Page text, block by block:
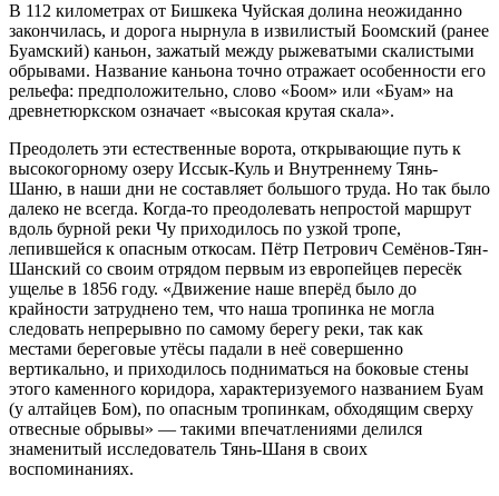
В 112 километрах от Бишкека Чуйская долина неожиданно
закончилась, и дорога нырнула в извилистый Боомский (ранее
Буамский) каньон, зажатый между рыжеватыми скалистыми
обрывами. Название каньона точно отражает особенности его
рельефа: предположительно, слово «Боом» или «Буам» на
древнетюркском означает «высокая крутая скала».
Преодолеть эти естественные ворота, открывающие путь к
высокогорному озеру Иссык-Куль и Внутреннему Тянь-
Шаню, в наши дни не составляет большого труда. Но так было
далеко не всегда. Когда-то преодолевать непростой маршрут
вдоль бурной реки Чу приходилось по узкой тропе,
лепившейся к опасным откосам. Пётр Петрович Семёнов-Тян-
Шанский со своим отрядом первым из европейцев пересёк
ущелье в 1856 году. «Движение наше вперёд было до
крайности затруднено тем, что наша тропинка не могла
следовать непрерывно по самому берегу реки, так как
местами береговые утёсы падали в неё совершенно
вертикально, и приходилось подниматься на боковые стены
этого каменного коридора, характеризуемого названием Буам
(у алтайцев Бом), по опасным тропинкам, обходящим сверху
отвесные обрывы» — такими впечатлениями делился
знаменитый исследователь Тянь-Шаня в своих
воспоминаниях.